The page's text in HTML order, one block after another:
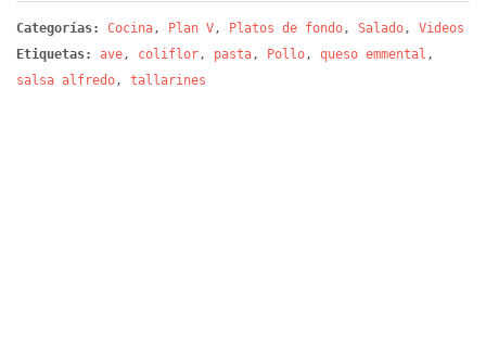
Categorías: Cocina, Plan V, Platos de fondo, Salado, Videos
Etiquetas:
ave, coliflor, pasta, Pollo, queso emmental ,
salsa alfredo, tallarines